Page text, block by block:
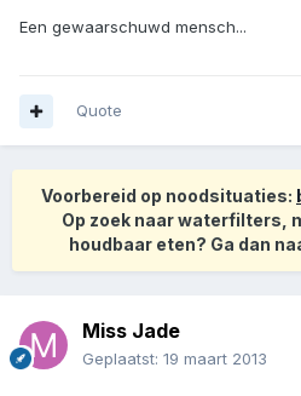
Een gewaarschuwd mensch...
Quote
Voorbereid op noodsituaties:
Op zoek naar waterfilters,
houdbaar eten? Ga dan
Miss Jade
Geplaatst: 19 maart 2013